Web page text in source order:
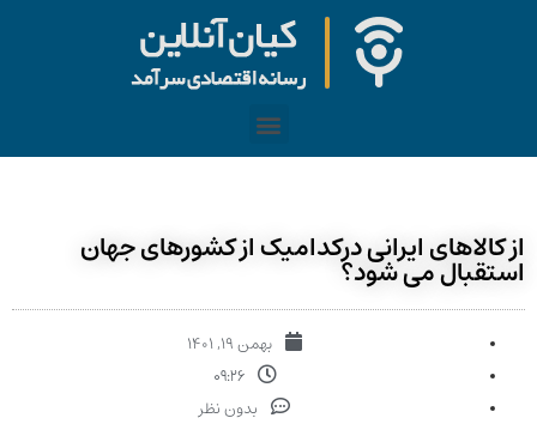
از کالاهای ایرانی درکدامیک از کشورهای جهان
استقبال می شود؟
بهمن ۱۹, ۱۴۰۱
۰۹:۲۶
بدون نظر